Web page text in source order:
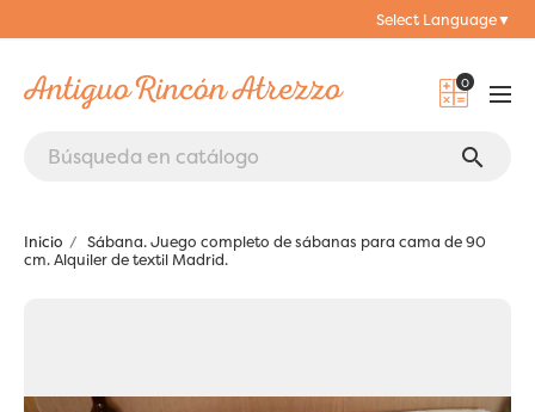
Select Language▼
0
search
Inicio
Sábana. Juego completo de sábanas para cama de 90
cm. Alquiler de textil Madrid.